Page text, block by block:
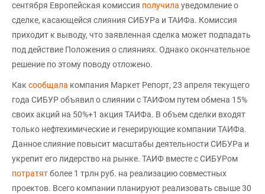
сентября Европейская комиссия получила уведомление о
сделке, касающейся слияния СИБУРа и ТАИФа. Комиссия
приходит к выводу, что заявленная сделка может подпадать
под действие Положения о слияниях. Однако окончательное
решение по этому поводу отложено.
Как сообщала компания Маркет Репорт, 23 апреля текущего
года СИБУР объявил о слиянии с ТАИФом путем обмена 15%
своих акций на 50%+1 акция ТАИФа. В объем сделки входят
только нефтехимические и генерирующие компании ТАИФа.
Данное слияние повысит масштабы деятельности СИБУРа и
укрепит его лидерство на рынке. ТАИФ вместе с СИБУРом
потратятболее 1 трлн руб. на реализацию совместных
проектов. Всего компании планируют реализовать свыше 30